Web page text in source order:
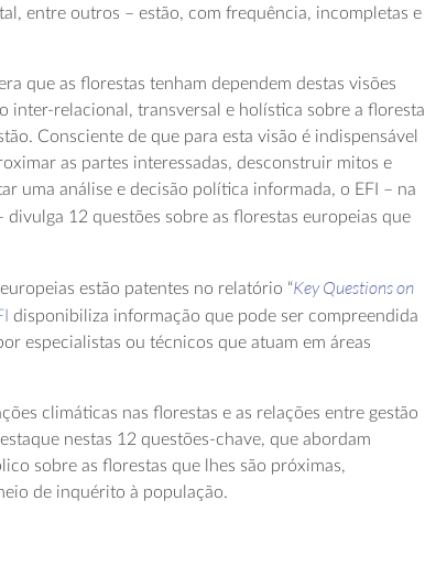
entre outros – estão, com frequência, incompletas e
que as florestas tenham dependem destas visões
inter-relacional, transversal e holística sobre a floresta
Consciente de que para esta visão é indispensável
as partes interessadas, desconstruir mitos e
uma análise e decisão política informada, o EFI – na
divulga 12 questões sobre as florestas europeias que
estão patentes no relatório “Key Questions on
disponibiliza informação que pode ser compreendida
especialistas ou técnicos que atuam em áreas
climáticas nas florestas e as relações entre gestão
nestas 12 questões-chave, que abordam
sobre as florestas que lhes são próximas,
de inquérito à população.